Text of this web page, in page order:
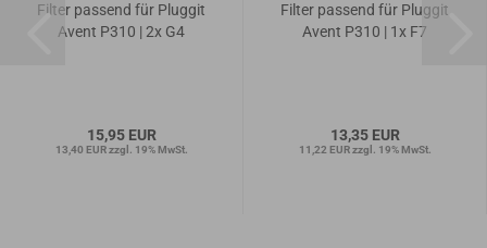
Filter passend für Pluggit
Avent P310 | 2x G4
15,95 EUR
13,40 EUR zzgl. 19% MwSt.
Filter passend für Pluggit
Avent P310 | 1x F7
13,35 EUR
11,22 EUR zzgl. 19% MwSt.